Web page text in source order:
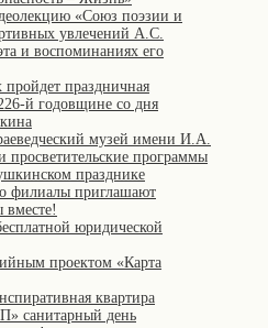
«Союз поэзии и
увлечений А.С.
и воспоминаниях его
праздничная
й годовщине со дня
музей имени И.А.
просветительские программы
празднике
филиалы приглашают
вместе!
юридической
проектом «Карта
квартира
санитарный день